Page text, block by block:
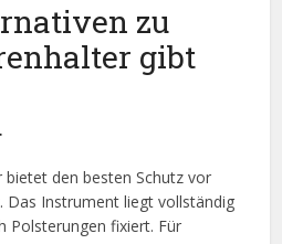
zu
gibt
bietet den besten Schutz vor
Das Instrument liegt vollständig
Polsterungen fixiert. Für